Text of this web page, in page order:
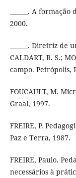
______. A
2000.
______. Diretriz de
CALDART, R. S.;
campo. Petrópolis,
FOUCAULT, M.
Graal, 1997.
FREIRE, P.
Paz e Terra, 1987.
FREIRE, Paulo.
necessários à